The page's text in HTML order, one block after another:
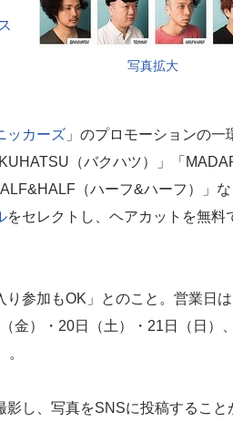
写真拡大
ス
ッカーズ 」のプロモーションの一
（バクハツ）」「
（ハーフ&ハーフ）」
をセレクトし、ヘアカットを無料
参加もOK」とのこと。営業日は
金）・20日（土）・21日（日）
影し、写真をSNSに投稿すること